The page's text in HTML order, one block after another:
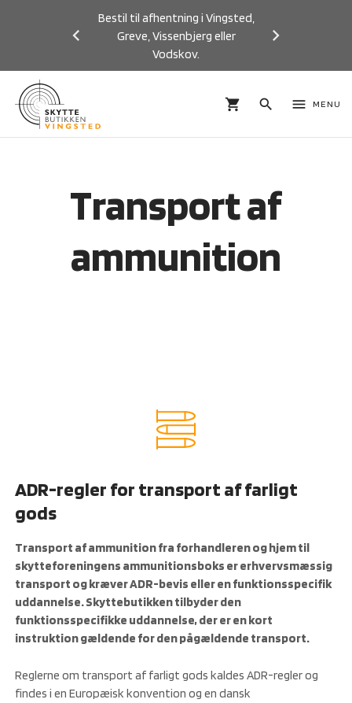
Bestil til afhentning i Vingsted,
Greve, Vissenbjerg eller
Vodskov.
Previous
shopping_cart search menu MENU
Transport af
ammunition
ADR-regler for transport af farligt
gods
Transport af ammunition fra forhandleren og hjem til
skytteforeningens ammunitionsboks er erhvervsmæssig
transport og kræver ADR-bevis eller en funktionsspecifik
uddannelse. Skyttebutikken tilbyder den
funktionsspecifikke uddannelse, der er en kort
instruktion gældende for den pågældende transport.
Reglerne om transport af farligt gods kaldes ADR-regler og
findes i en Europæisk konvention og en dansk